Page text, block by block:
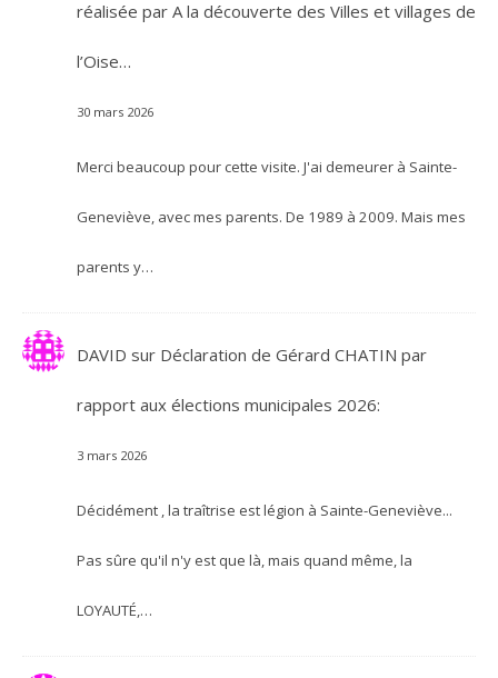
réalisée par A la découverte des Villes et villages de
l’Oise…
30 mars 2026
Merci beaucoup pour cette visite. J'ai demeurer à Sainte-
Geneviève, avec mes parents. De 1989 à 2009. Mais mes
parents y…
DAVID sur Déclaration de Gérard CHATIN par
rapport aux élections municipales 2026:
3 mars 2026
Décidément , la traîtrise est légion à Sainte-Geneviève...
Pas sûre qu'il n'y est que là, mais quand même, la
LOYAUTÉ,…